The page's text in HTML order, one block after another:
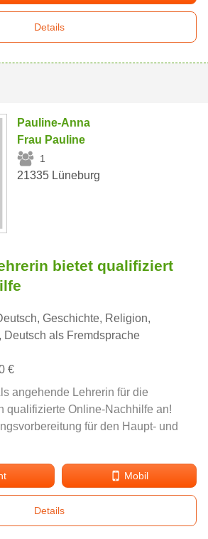
Details
Pauline-Anna
Frau Pauline
1
21335 Lüneburg
bietet qualifiziert
Geschichte, Religion,
als Fremdsprache
€
angehende Lehrerin für die
qualifizierte Online-Nachhilfe an!
für den Haupt- und
Mobil
Details